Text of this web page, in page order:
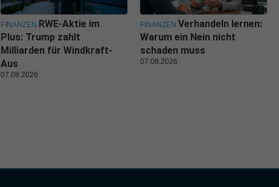
FINANZEN RWE-Aktie im
Plus: Trump zahlt
Milliarden für Windkraft-
Aus
07.08.2026
FINANZEN Verhandeln lernen:
Warum ein Nein nicht
schaden muss
07.08.2026